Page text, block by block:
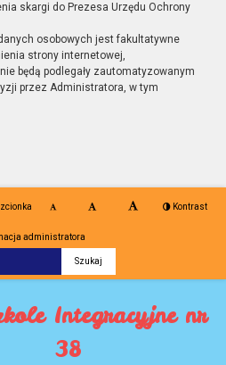
skargi do Prezesa Urzędu Ochrony
osobowych jest fakultatywne
strony internetowej,
będą podlegały zautomatyzowanym
przez Administratora, w tym
Kontrast
administratora
Integracyjne nr
38